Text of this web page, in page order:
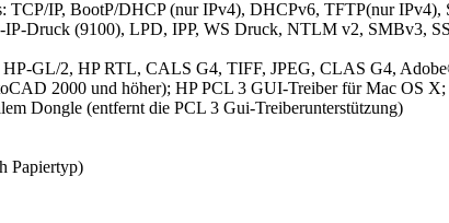
TCP/IP, BootP/DHCP (nur IPv4), DHCPv6, TFTP(nur
Druck (9100), LPD, IPP, WS Druck, NTLM v2, SMBv3,
GL/2, HP RTL, CALS G4, TIFF, JPEG, CLAS G4,
2000 und höher); HP PCL 3 GUI-Treiber für Mac OS
Dongle (entfernt die PCL 3 Gui-Treiberunterstützung)
Papiertyp)